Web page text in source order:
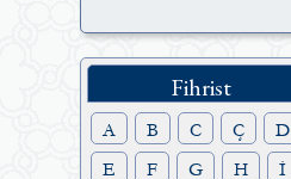
Fihrist
A B C Ç
D
E
F G H
İ